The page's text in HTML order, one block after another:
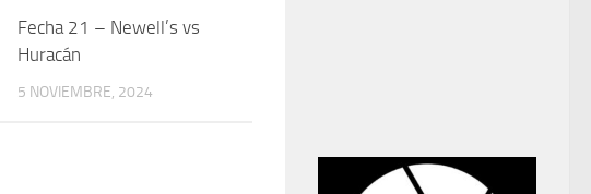
Fecha 21 – Newell’s vs
Huracán
5 NOVIEMBRE, 2024